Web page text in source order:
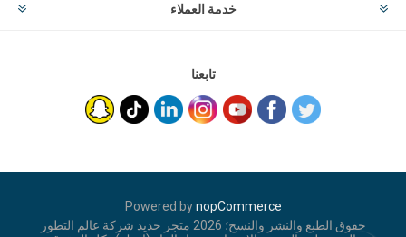
خدمة العملاء
تابعنا
Powered bynopCommerce
حقوق الطبع والنشر والنسخ؛ 2026 متجر حديد شركة عالم التطور